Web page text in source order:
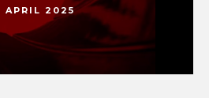
APRIL 2025